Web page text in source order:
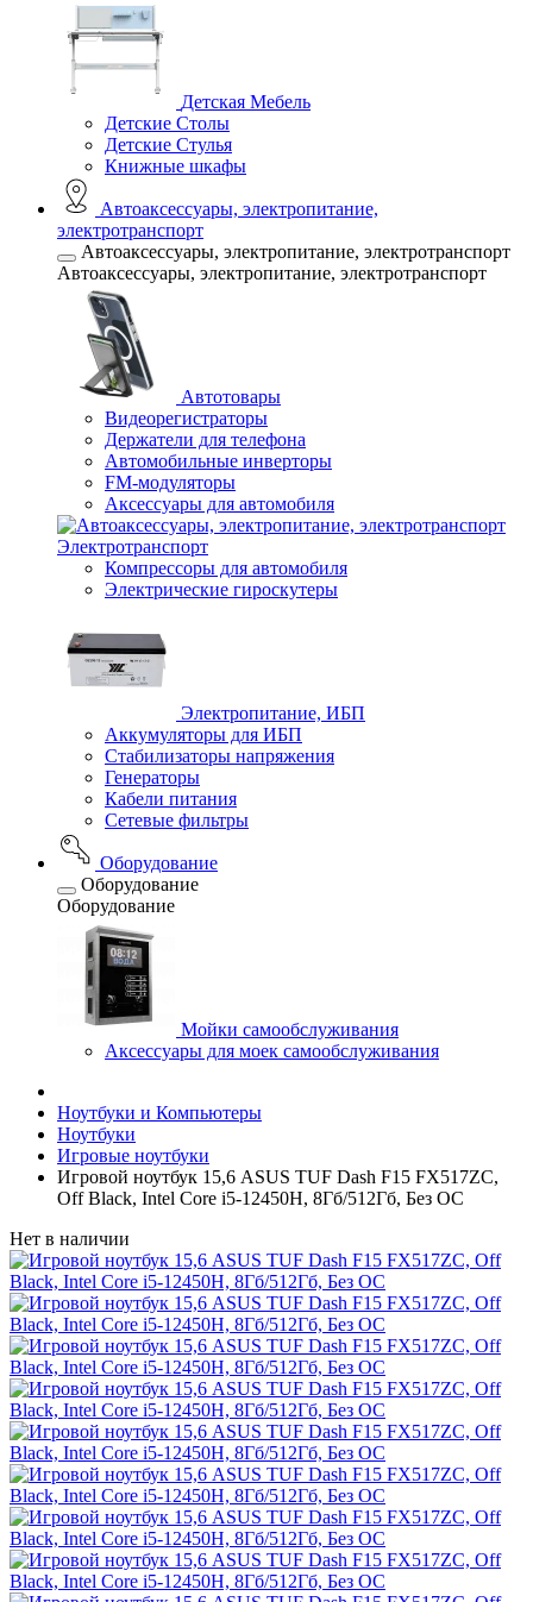
Детская Мебель
Детские Столы
Детские Стулья
Книжные шкафы
Автоаксессуары, электропитание,
электротранспорт
Автоаксессуары, электропитание, электротранспорт
Автоаксессуары, электропитание, электротранспорт
Автотовары
Видеорегистраторы
Держатели для телефона
Автомобильные инверторы
FM-модуляторы
Аксессуары для автомобиля
Электротранспорт
Компрессоры для автомобиля
Электрические гироскутеры
Электропитание, ИБП
Аккумуляторы для ИБП
Стабилизаторы напряжения
Генераторы
Кабели питания
Сетевые фильтры
Оборудование
Оборудование
Оборудование
Мойки самообслуживания
Аксессуары для моек самообслуживания
Ноутбуки и Компьютеры
Ноутбуки
Игровые ноутбуки
Игровой ноутбук 15,6 ASUS TUF Dash F15 FX517ZC,
Off Black, Intel Core i5-12450H, 8Гб/512Гб, Без ОС
Нет в наличии